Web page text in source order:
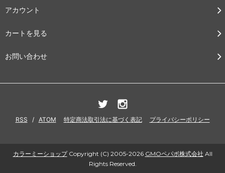
アカウント
カートを見る
お問い合わせ
RSS / ATOM 特定商法取引法に基づく表記 プライバシーポリシー
カラーミーショップCopyright (C) 2005-2026 GMOペパボ株式会社 All
Rights Reserved.